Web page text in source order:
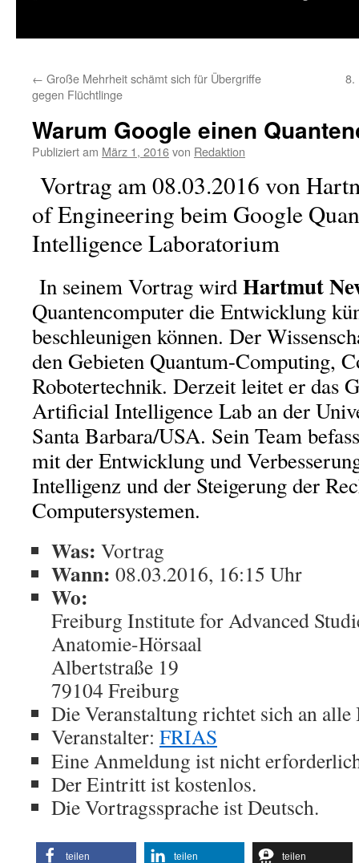
← Große Mehrheit schämt sich für Übergriffe
gegen Flüchtlinge
8.
Warum Google einen
Publiziert am März 1, 2016von Redaktion
Vortrag am 08.03.2016 von
of Engineering beim Google
Intelligence Laboratorium
In seinem Vortrag wirdHartmut
Quantencomputer die Entwicklung
beschleunigen können. Der
den Gebieten Quantum-Computing,
Robotertechnik. Derzeit leitet er das
Artificial Intelligence Lab an der
Santa Barbara/USA. Sein Team
mit der Entwicklung und
Intelligenz und der Steigerung der
Computersystemen.
Was: Vortrag
Wann: 08.03.2016, 16:15 Uhr
Wo:
Freiburg Institute for Advanced
Anatomie-Hörsaal
Albertstraße 19
79104 Freiburg
Die Veranstaltung richtet sich an alle
Veranstalter: FRIAS
Eine Anmeldung ist nicht
Der Eintritt ist kostenlos.
Die Vortragssprache ist Deutsch.
teilen teilen teilen